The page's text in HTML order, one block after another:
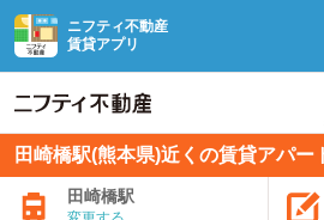
ニフティ不動産
賃貸アプリ
田崎橋駅(熊本県)近くの賃貸アパー
田崎橋駅